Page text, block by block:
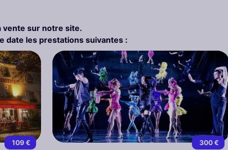
vente sur notre site.
date les prestations suivantes :
109 € 300 €